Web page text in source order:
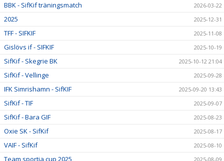
BBK - SifKif träningsmatch 2026-03-22
2025 2025-12-31
TFF - SIFKIF 2025-11-08
Gislövs if - SIFKIF 2025-10-19
SifKif - Skegrie BK 2025-10-12 21:04
SifKif - Vellinge 2025-09-28
IFK Simrishamn - SifKIF 2025-09-20 13:43
SifKif - TIF 2025-09-07
SifKif - Bara GIF 2025-08-23
Oxie SK - SifKif 2025-08-17
VAIF - SifKif 2025-08-10
Team sportia cup 2025 2025-08-09